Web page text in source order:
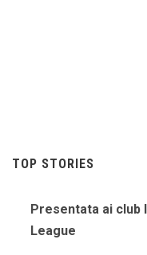
TOP STORIES
Presentata ai club
League